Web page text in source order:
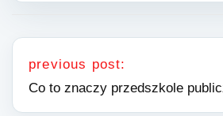
Nawigacja wpisu
previous post:
Co to znaczy przedszkole